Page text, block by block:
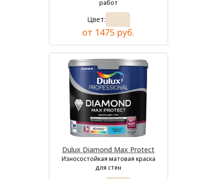
работ
Цвет:
от 1475 руб.
Dulux Diamond Max Protect
Износостойкая матовая краска
для стен